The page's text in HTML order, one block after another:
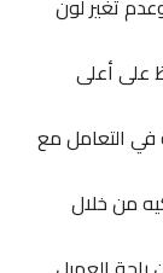
تغير لون
أعلى
التعامل مع
من خلال